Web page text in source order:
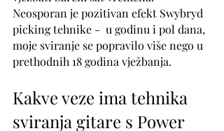
Neosporan je pozitivan efekt Swybryd
picking tehnike -  u godinu i pol dana,
moje sviranje se popravilo više nego u
prethodnih 18 godina vježbanja.
Kakve veze ima tehnika
sviranja gitare s Power